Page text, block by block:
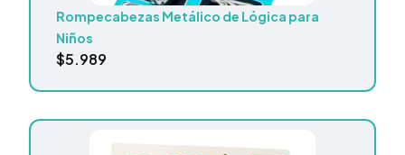
Rompecabezas Metálico de Lógica para
Niños
$5.989